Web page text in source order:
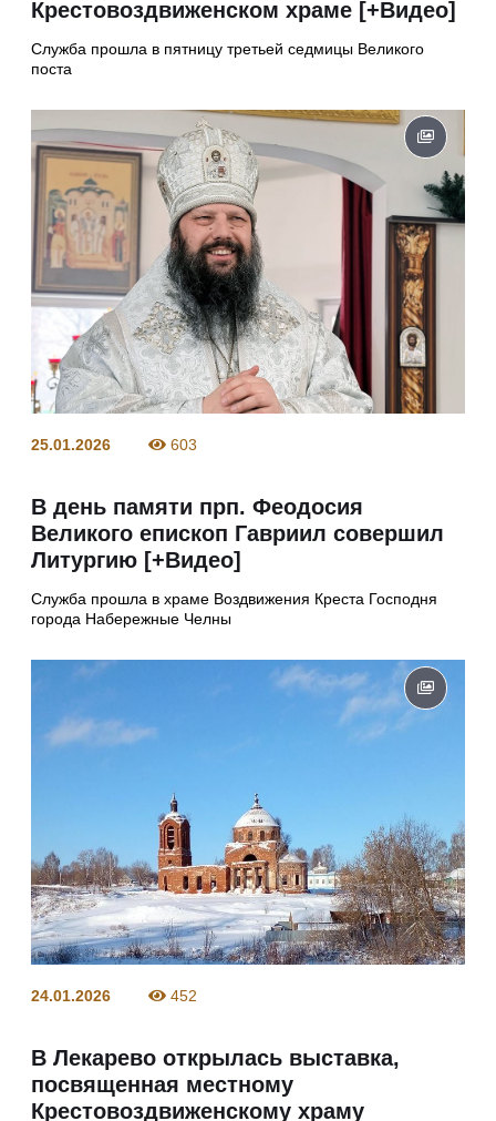
Крестовоздвиженском храме [+Видео]
Служба прошла в пятницу третьей седмицы Великого
поста
25.01.2026 603
В день памяти прп. Феодосия
Великого епископ Гавриил совершил
Литургию [+Видео]
Служба прошла в храме Воздвижения Креста Господня
города Набережные Челны
24.01.2026 452
В Лекарево открылась выставка,
посвященная местному
Крестовоздвиженскому храму